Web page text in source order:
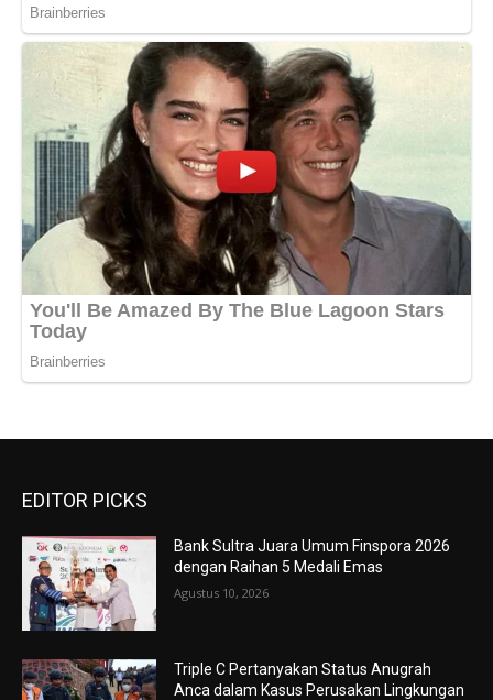
EDITOR PICKS
Bank Sultra Juara Umum Finspora 2026
dengan Raihan 5 Medali Emas
Agustus 10, 2026
Triple C Pertanyakan Status Anugrah
Anca dalam Kasus Perusakan Lingkungan